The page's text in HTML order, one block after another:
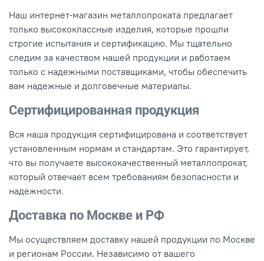
Наш интернет-магазин металлопроката предлагает
только высококлассные изделия, которые прошли
строгие испытания и сертификацию. Мы тщательно
следим за качеством нашей продукции и работаем
только с надежными поставщиками, чтобы обеспечить
вам надежные и долговечные материалы.
Сертифицированная продукция
Вся наша продукция сертифицирована и соответствует
установленным нормам и стандартам. Это гарантирует,
что вы получаете высококачественный металлопрокат,
который отвечает всем требованиям безопасности и
надежности.
Доставка по Москве и РФ
Мы осуществляем доставку нашей продукции по Москве
и регионам России. Независимо от вашего